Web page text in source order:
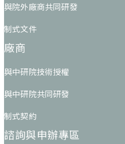
與院外廠商共同研發
制式文件
廠商
與中研院技術授權
與中研院共同研發
制式契約
諮詢與申辦專區